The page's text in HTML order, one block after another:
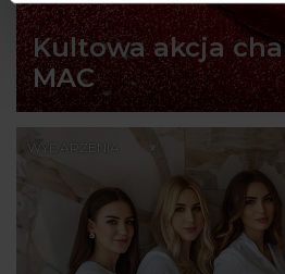
Kultowa akcja
MAC
WYDARZENIA